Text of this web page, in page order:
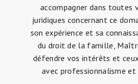
accompagner dans toutes
juridiques concernant ce
son expérience et sa
du droit de la famille,
défendre vos intérêts et
avec professionnalisme et